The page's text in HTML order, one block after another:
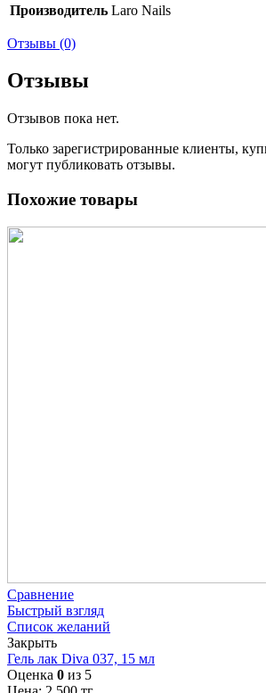
Производитель Laro Nails
Отзывы (0)
Отзывы
Отзывов пока нет.
Только зарегистрированные клиенты,
могут публиковать отзывы.
Похожие товары
Сравнение
Быстрый взгляд
Список желаний
Закрыть
Гель лак Diva 037, 15 мл
Оценка 0 из 5